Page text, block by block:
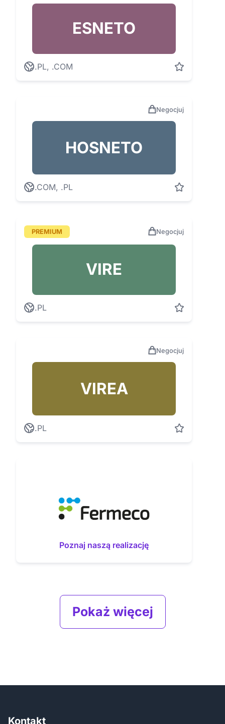
ESNETO
.PL, .COM
Negocjuj
HOSNETO
.COM, .PL
PREMIUM Negocjuj
VIRE
.PL
Negocjuj
VIREA
.PL
Poznaj naszą realizację
Pokaż więcej
Kontakt